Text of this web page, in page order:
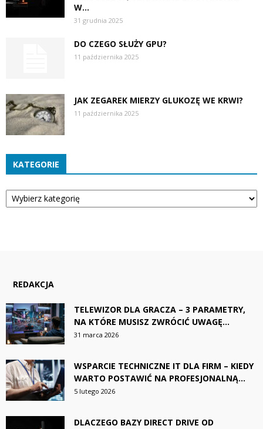
W...
31 grudnia 2025
DO CZEGO SŁUŻY GPU?
11 października 2025
JAK ZEGAREK MIERZY GLUKOZĘ WE KRWI?
11 października 2025
KATEGORIE
Kategorie
REDAKCJA
TELEWIZOR DLA GRACZA – 3 PARAMETRY,
NA KTÓRE MUSISZ ZWRÓCIĆ UWAGĘ...
31 marca 2026
WSPARCIE TECHNICZNE IT DLA FIRM – KIEDY
WARTO POSTAWIĆ NA PROFESJONALNĄ...
5 lutego 2026
DLACZEGO BAZY DIRECT DRIVE OD